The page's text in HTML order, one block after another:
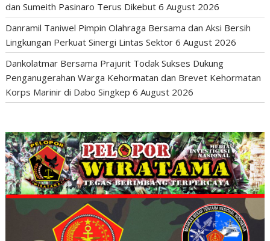
dan Sumeith Pasinaro Terus Dikebut 6 August 2026
Danramil Taniwel Pimpin Olahraga Bersama dan Aksi Bersih
Lingkungan Perkuat Sinergi Lintas Sektor 6 August 2026
Dankolatmar Bersama Prajurit Todak Sukses Dukung
Penganugerahan Warga Kehormatan dan Brevet Kehormatan
Korps Marinir di Dabo Singkep 6 August 2026